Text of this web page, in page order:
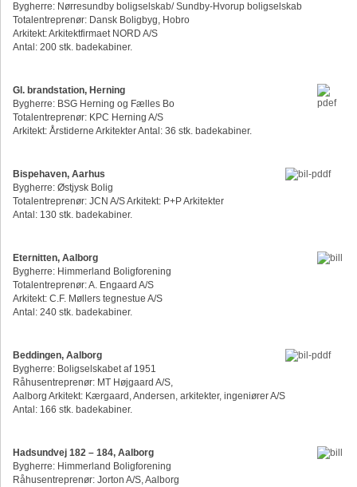
Bygherre: Nørresundby boligselskab/ Sundby-Hvorup boligselskab
Totalentreprenør: Dansk Boligbyg, Hobro
Arkitekt: Arkitektfirmaet NORD A/S
Antal: 200 stk. badekabiner.
Gl. brandstation, Herning
Bygherre: BSG Herning og Fælles Bo
Totalentreprenør: KPC Herning A/S
Arkitekt: Årstiderne Arkitekter Antal: 36 stk. badekabiner.
Bispehaven, Aarhus
Bygherre: Østjysk Bolig
Totalentreprenør: JCN A/S Arkitekt: P+P Arkitekter
Antal: 130 stk. badekabiner.
Eternitten, Aalborg
Bygherre: Himmerland Boligforening
Totalentreprenør: A. Engaard A/S
Arkitekt: C.F. Møllers tegnestue A/S
Antal: 240 stk. badekabiner.
Beddingen, Aalborg
Bygherre: Boligselskabet af 1951
Råhusentreprenør: MT Højgaard A/S,
Aalborg Arkitekt: Kærgaard, Andersen, arkitekter, ingeniører A/S
Antal: 166 stk. badekabiner.
Hadsundvej 182 – 184, Aalborg
Bygherre: Himmerland Boligforening
Råhusentreprenør: Jorton A/S, Aalborg